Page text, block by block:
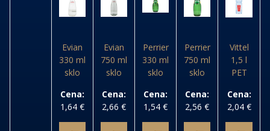
Evian
330 ml
sklo
Cena:
1,64 €
Evian
750 ml
sklo
Cena:
2,66 €
Perrier
330 ml
sklo
Cena:
1,54 €
Perrier
750 ml
sklo
Cena:
2,56 €
Vittel
1,5 l
PET
Cena:
2,04€